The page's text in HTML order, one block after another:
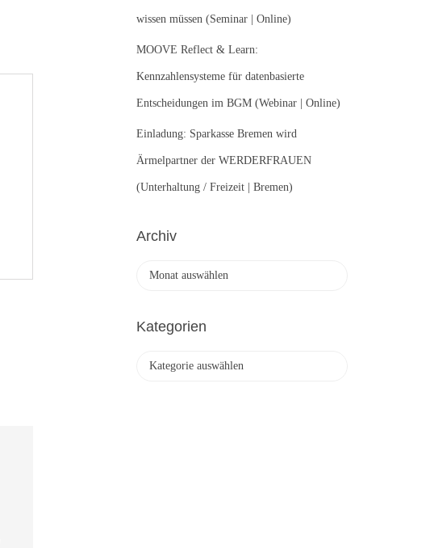
wissen müssen (Seminar | Online)
MOOVE Reflect & Learn:
Kennzahlensysteme für datenbasierte
Entscheidungen im BGM (Webinar | Online)
Einladung: Sparkasse Bremen wird
Ärmelpartner der WERDERFRAUEN
(Unterhaltung / Freizeit | Bremen)
Archiv
h
Kategorien